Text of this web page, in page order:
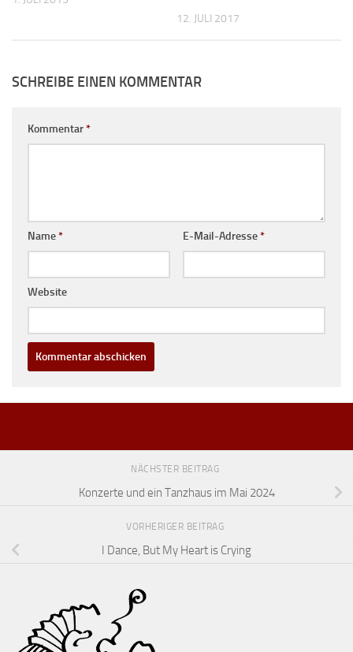
12. JULI 2017
SCHREIBE EINEN KOMMENTAR
Kommentar*
Name* E-Mail-Adresse*
Website
NÄCHSTER BEITRAG
Konzerte und ein Tanzhaus im Mai 2024
VORHERIGER BEITRAG
I Dance, But My Heart is Crying